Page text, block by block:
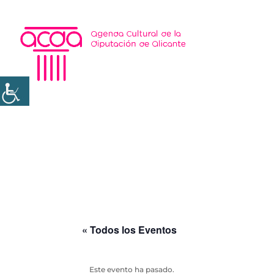
« Todos los Eventos
Este evento ha pasado.